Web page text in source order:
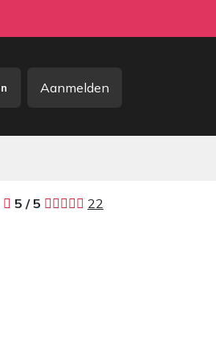
Aanmelden
5 / 5 ​
22